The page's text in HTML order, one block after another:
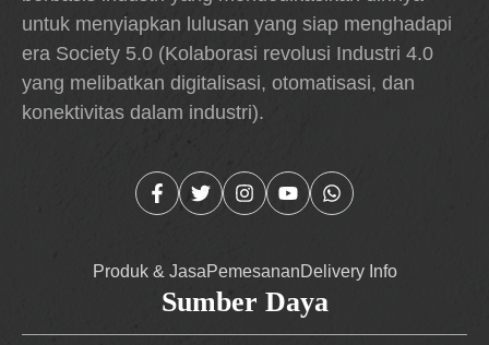
untuk menyiapkan lulusan yang siap menghadapi
era Society 5.0 (Kolaborasi revolusi Industri 4.0
yang melibatkan digitalisasi, otomatisasi, dan
konektivitas dalam industri).
Produk & JasaPemesananDelivery Info
Sumber Daya